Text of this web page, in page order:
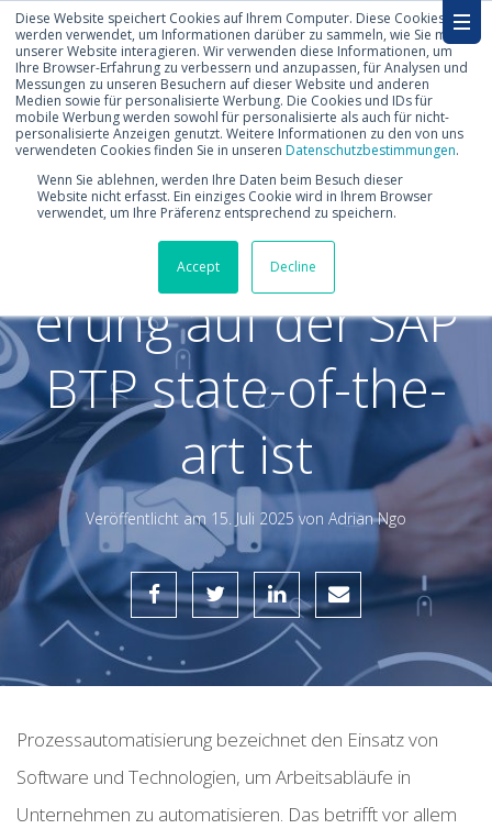
Diese Website speichert Cookies auf Ihrem Computer. Diese Cookies
werden verwendet, um Informationen darüber zu sammeln, wie Sie mit
unserer Website interagieren. Wir verwenden diese Informationen, um
Ihre Browser-Erfahrung zu verbessern und anzupassen, für Analysen und
Messungen zu unseren Besuchern auf dieser Website und anderen
Medien sowie für personalisierte Werbung. Die Cookies und IDs für
mobile Werbung werden sowohl für personalisierte als auch für nicht-
personalisierte Anzeigen genutzt. Weitere Informationen zu den von uns
verwendeten Cookies finden Sie in unseren Datenschutzbestimmungen.
Wenn Sie ablehnen, werden Ihre Daten beim Besuch dieser
Website nicht erfasst. Ein einziges Cookie wird in Ihrem Browser
verwendet, um Ihre Präferenz entsprechend zu speichern.
Accept Decline
Warum
Prozessautomatisi
erung auf der SAP
BTP state-of-the-
art ist
Veröffentlicht am 15. Juli 2025 von Adrian Ngo
Prozessautomatisierung bezeichnet den Einsatz von
Software und Technologien, um Arbeitsabläufe in
Unternehmen zu automatisieren. Das betrifft vor allem